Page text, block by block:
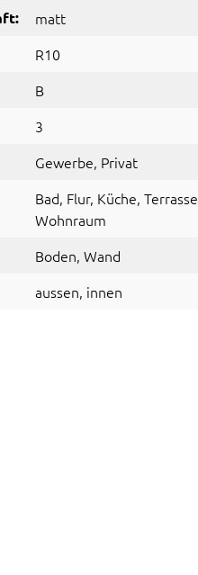
matt
R10
B
3
Gewerbe, Privat
Bad, Flur, Küche, Terrasse
Wohnraum
Boden, Wand
aussen, innen